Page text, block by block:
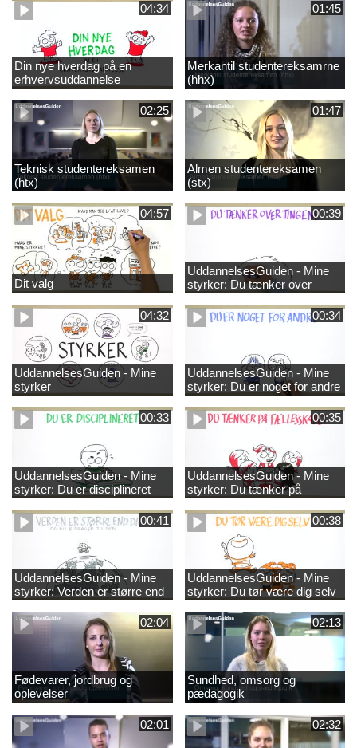
04:34
Din nye hverdag på en
erhvervsuddannelse
01:45
Merkantil studentereksamrne
(hhx)
02:25
Teknisk studentereksamen
(htx)
01:47
Almen studentereksamen
(stx)
04:57
Dit valg
00:39
UddannelsesGuiden - Mine
styrker: Du tænker over
tingene
04:32
UddannelsesGuiden - Mine
styrker
00:34
UddannelsesGuiden - Mine
styrker: Du er noget for andre
00:33
UddannelsesGuiden - Mine
styrker: Du er disciplineret
00:35
UddannelsesGuiden - Mine
styrker: Du tænker på
fællesskabet
00:41
UddannelsesGuiden - Mine
styrker: Verden er større end
dig og du bidrager til den
00:38
UddannelsesGuiden - Mine
styrker: Du tør være dig selv
02:04
Fødevarer, jordbrug og
oplevelser
02:13
Sundhed, omsorg og
pædagogik
02:01 02:32